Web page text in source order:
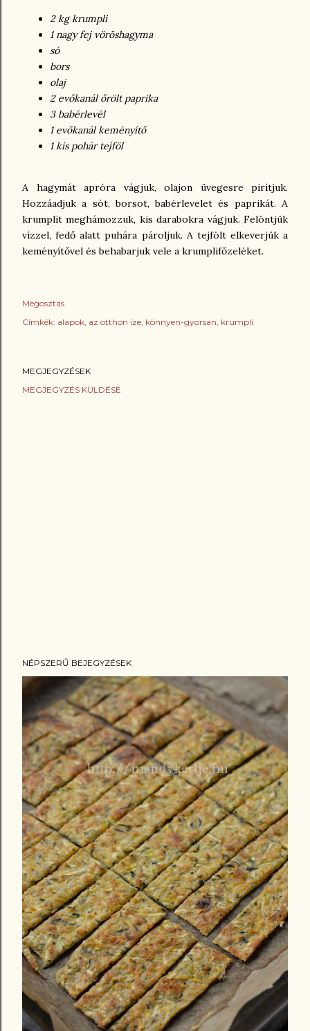
2 kg krumpli
1 nagy fej vöröshagyma
só
bors
olaj
2 evőkanál őrölt paprika
3 babérlevél
1 evőkanál keményítő
1 kis pohár tejföl
A hagymát apróra vágjuk, olajon üvegesre pirítjuk.
Hozzáadjuk a sót, borsot, babérlevelet és paprikát. A
krumplit meghámozzuk, kis darabokra vágjuk. Felöntjük
vízzel, fedő alatt puhára pároljuk. A tejfölt elkeverjük a
keményítővel és behabarjuk vele a krumplifőzeléket.
Megosztás
Címkék: alapok az otthon íze könnyen-gyorsan krumpli
MEGJEGYZÉSEK
MEGJEGYZÉS KÜLDÉSE
NÉPSZERŰ BEJEGYZÉSEK